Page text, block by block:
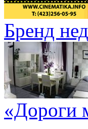
Бренд
«Дороги